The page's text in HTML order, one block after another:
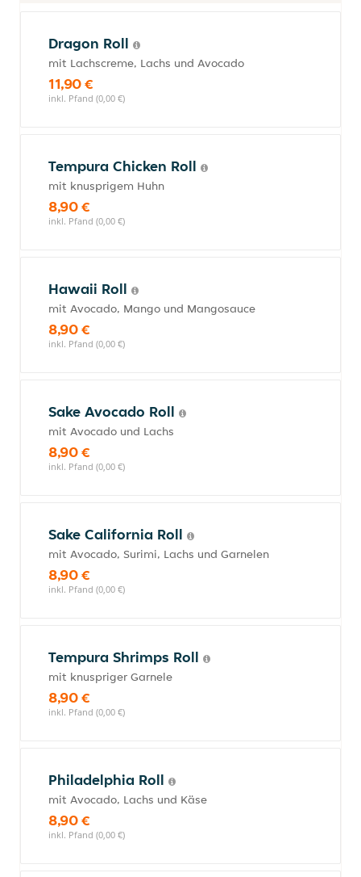
Dragon Roll
mit Lachscreme, Lachs und Avocado
11,90 €
inkl. Pfand (0,00 €)
Tempura Chicken Roll
mit knusprigem Huhn
8,90 €
inkl. Pfand (0,00 €)
Hawaii Roll
mit Avocado, Mango und Mangosauce
8,90 €
inkl. Pfand (0,00 €)
Sake Avocado Roll
mit Avocado und Lachs
8,90 €
inkl. Pfand (0,00 €)
Sake California Roll
mit Avocado, Surimi, Lachs und Garnelen
8,90 €
inkl. Pfand (0,00 €)
Tempura Shrimps Roll
mit knuspriger Garnele
8,90 €
inkl. Pfand (0,00 €)
Philadelphia Roll
mit Avocado, Lachs und Käse
8,90 €
inkl. Pfand (0,00 €)